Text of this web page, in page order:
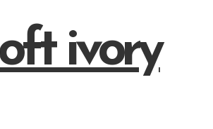
ivory